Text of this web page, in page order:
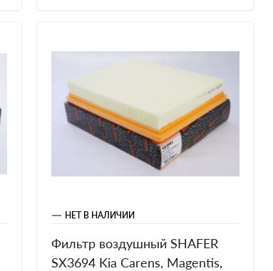
НЕТ В НАЛИЧИИ
Фильтр воздушный SHAFER
SX3694 Kia Carens, Magentis,